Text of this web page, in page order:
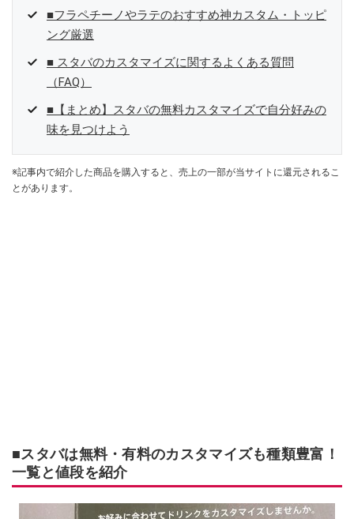
■フラペチーノやラテのおすすめ神カスタム・トッピ
ング厳選
■ スタバのカスタマイズに関するよくある質問
（FAQ）
■【まとめ】スタバの無料カスタマイズで自分好みの
味を見つけよう
※記事内で紹介した商品を購入すると、売上の一部が当サイトに還元されるこ
とがあります。
■スタバは無料・有料のカスタマイズも種類豊富！
一覧と値段を紹介